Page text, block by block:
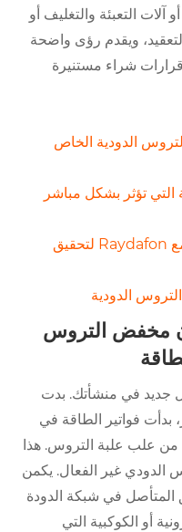
آلات التعبئة والتغليف أو
ويقدم رؤى واضحة
قرارات شراء مستنيرة
الدودية الخاص
التي تؤثر بشكل مباشر
من المواصفات إلى الحل: الشراكة مع Raydafon لتحقيق
الدودية
مخفض التروس
جديد في منشأتك. بدت
بدأت فواتير الطاقة في
من علب علبة التروس. هذا
الدودي غير الفعال. يكمن
المتأصل في شبكة الدودة
أو الكوكبية التي